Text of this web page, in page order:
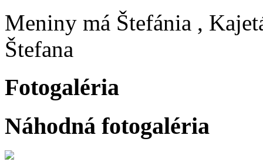
Meniny má Štefánia ,
Štefana
Fotogaléria
Náhodná fotogaléria